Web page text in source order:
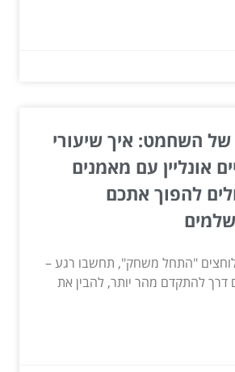
של השחמט: איך שיעורי
אונליין עם מאמנים
להפוך אתכם
"התחל משחק", תחשבו רגע –
דרך להתקדם מהר יותר, להבין את